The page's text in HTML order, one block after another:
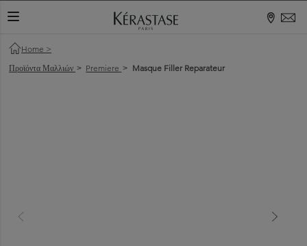
ΕΝΑΛΛΑΓΉ ΠΕΡΙΉΓΗΣΗΣ
Home >
Προϊόντα Μαλλιών > Premiere > Masque Filler Reparateur